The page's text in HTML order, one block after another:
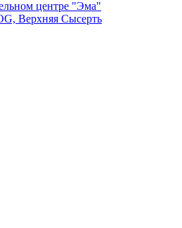
центре "Эма"
Верхняя Сысерть